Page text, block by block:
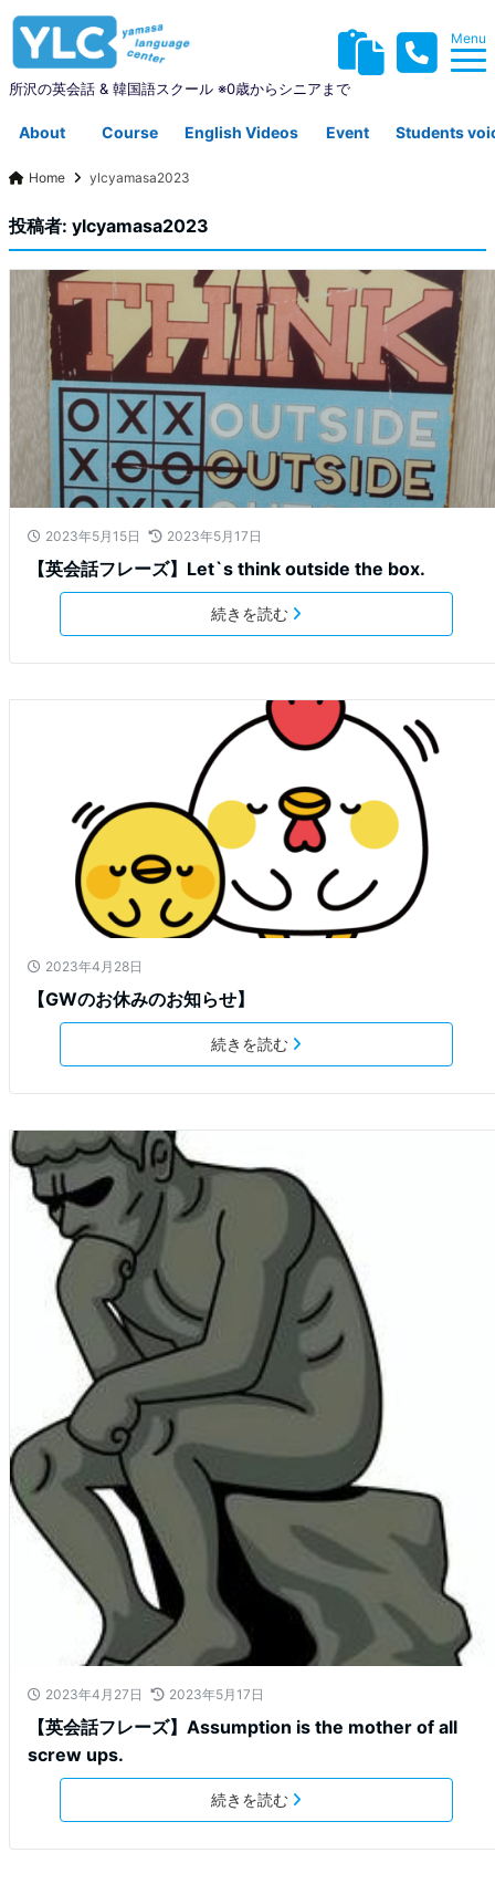
所沢の英会話 & 韓国語スクール ※0歳からシニアまで
Menu
About
YLCについて
Course
コース紹介
English Videos Event Students
Home ylcyamasa2023
投稿者: ylcyamasa2023
2023年5月15日 2023年5月17日
【英会話フレーズ】Let`s think outside the box.
続きを読む
2023年4月28日
【GWのお休みのお知らせ】
続きを読む
2023年4月27日 2023年5月17日
【英会話フレーズ】Assumption is the mother of all
screw ups.
続きを読む